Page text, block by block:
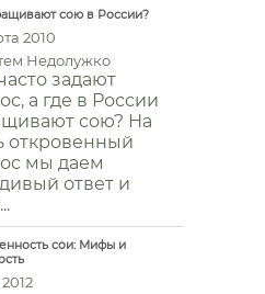
сою в России?
2010
Недолужко
задают
а где в России
сою? На
откровенный
мы даем
ответ и
сои: Мифы и